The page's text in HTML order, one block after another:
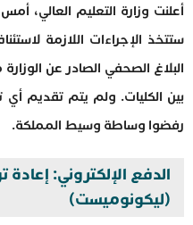
أعلنت وزارة التعليم العالي،
ستتخذ الإجراءات اللازمة
البلاغ الصحفي الصادر عن
بين الكليات. ولم يتم تقديم
رفضوا وساطة وسيط المملكة.
الدفع الإلكتروني: إعادة
(ليكونوميست)